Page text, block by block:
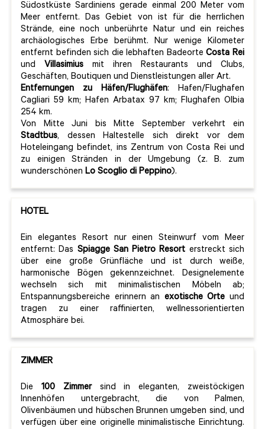
Südostküste Sardiniens gerade einmal 200 Meter vom
Meer entfernt. Das Gebiet von ist für die herrlichen
Strände, eine noch unberührte Natur und ein reiches
archäologisches Erbe berühmt. Nur wenige Kilometer
entfernt befinden sich die lebhaften BadeorteCosta Rei
und Villasimius mit ihren Restaurants und Clubs,
Geschäften, Boutiquen und Dienstleistungen aller Art.
Entfernungen zu Häfen/Flughäfen: Hafen/Flughafen
Cagliari 59 km; Hafen Arbatax 97 km; Flughafen Olbia
254 km.
Von Mitte Juni bis Mitte September verkehrt ein
Stadtbus, dessen Haltestelle sich direkt vor dem
Hoteleingang befindet, ins Zentrum von Costa Rei und
zu einigen Stränden in der Umgebung (z. B. zum
wunderschönen Lo Scoglio di Peppino).
HOTEL
Ein elegantes Resort nur einen Steinwurf vom Meer
entfernt: Das Spiagge San Pietro Resort erstreckt sich
über eine große Grünfläche und ist durch weiße,
harmonische Bögen gekennzeichnet. Designelemente
wechseln sich mit minimalistischen Möbeln ab;
Entspannungsbereiche erinnern an exotische Orte und
tragen zu einer raffinierten, wellnessorientierten
Atmosphäre bei.
ZIMMER
Die 100 Zimmersind in eleganten, zweistöckigen
Innenhöfen untergebracht, die von Palmen,
Olivenbäumen und hübschen Brunnen umgeben sind, und
verfügen über eine originelle minimalistische Einrichtung.